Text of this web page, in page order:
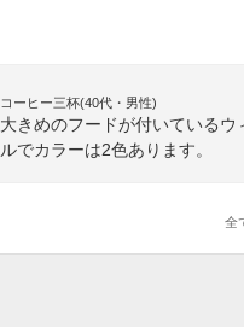
コーヒー三杯(40代・男性)
大きめのフードが付いている
ルでカラーは2色あります。
全